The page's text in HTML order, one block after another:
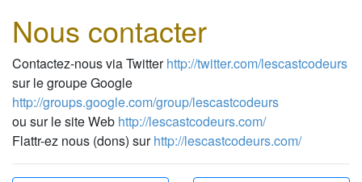
Nous contacter
Contactez-nous via Twitterhttp://twitter.com/lescastcodeurs
sur le groupe Google
http://groups.google.com/group/lescastcodeurs
ou sur le site Web http://lescastcodeurs.com/
Flattr-ez nous (dons) surhttp://lescastcodeurs.com/